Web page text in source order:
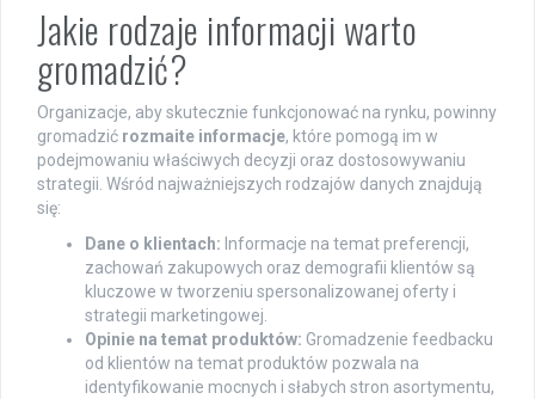
Jakie rodzaje informacji warto
gromadzić?
Organizacje, aby skutecznie funkcjonować na rynku, powinny
gromadzić rozmaite informacje, które pomogą im w
podejmowaniu właściwych decyzji oraz dostosowywaniu
strategii. Wśród najważniejszych rodzajów danych znajdują
się:
Dane o klientach: Informacje na temat preferencji,
zachowań zakupowych oraz demografii klientów są
kluczowe w tworzeniu spersonalizowanej oferty i
strategii marketingowej.
Opinie na temat produktów: Gromadzenie feedbacku
od klientów na temat produktów pozwala na
identyfikowanie mocnych i słabych stron asortymentu,